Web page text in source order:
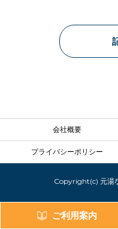
会社概要
プライバシーポリシー
Copyright(c) 元湯
ご利用案内